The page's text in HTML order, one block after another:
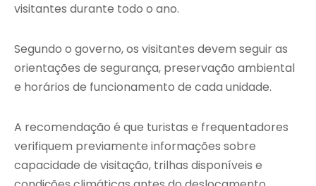
visitantes durante todo o ano.
Segundo o governo, os visitantes devem seguir as
orientações de segurança, preservação ambiental
e horários de funcionamento de cada unidade.
A recomendação é que turistas e frequentadores
verifiquem previamente informações sobre
capacidade de visitação, trilhas disponíveis e